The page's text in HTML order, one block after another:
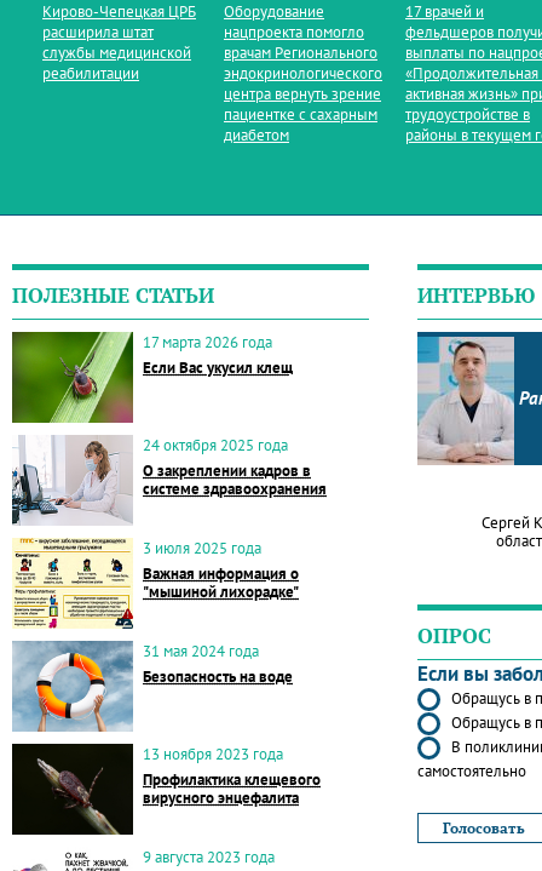
Кирово‑Чепецкая ЦРБ
расширила штат
службы медицинской
реабилитации
Оборудование
нацпроекта помогло
врачам Регионального
эндокринологического
центра вернуть зрение
пациентке с сахарным
диабетом
17 врачей и
фельдшеров
выплаты по
«Продолжительная
активная жизнь»
трудоустройстве в
районы в текущем
ПОЛЕЗНЫЕ СТАТЬИ
17 марта 2026 года
Если Вас укусил клещ
24 октября 2025 года
О закреплении кадров в
системе здравоохранения
3 июля 2025 года
Важная информация о
"мышиной лихорадке"
31 мая 2024 года
Безопасность на воде
13 ноября 2023 года
Профилактика клещевого
вирусного энцефалита
9 августа 2023 года
ИНТЕРВЬЮ
Сергей
ОПРОС
Если вы
Обращусь в
Обращусь в
В
самостоятельно